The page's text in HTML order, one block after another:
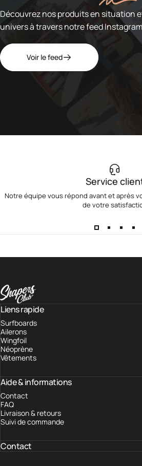
Découvrez nos produits en situation
univers à travers notre feed
Voir le feed
Service
Notre équipe vous répond avant et après
de votre
Surfshop - Shapers Club House
Liens rapide
Surfboards
Ailerons
Wingfoil
Néoprène
Vêtements
Aide & informations
Contact
FAQ
Livraison & retours
Suivi de commande
Contact